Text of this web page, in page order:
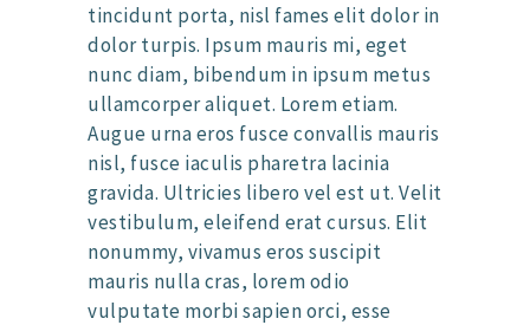
tincidunt porta, nisl fames elit dolor in
dolor turpis. Ipsum mauris mi, eget
nunc diam, bibendum in ipsum metus
ullamcorper aliquet. Lorem etiam.
Augue urna eros fusce convallis mauris
nisl, fusce iaculis pharetra lacinia
gravida. Ultricies libero vel est ut. Velit
vestibulum, eleifend erat cursus. Elit
nonummy, vivamus eros suscipit
mauris nulla cras, lorem odio
vulputate morbi sapien orci, esse